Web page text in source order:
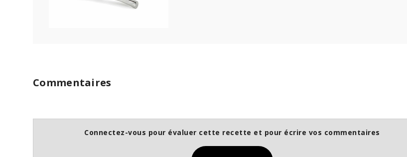
Commentaires
Connectez-vous pour évaluer cette recette et pour écrire vos commentaires